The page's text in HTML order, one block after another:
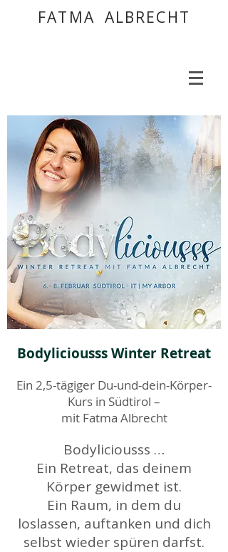
FATMA ALBRECHT
Bodyliciousss Winter Retreat
Ein 2,5-tägiger Du-und-dein-Körper-
Kurs in Südtirol –
mit Fatma Albrecht
Bodyliciousss …
Ein Retreat, das deinem
Körper gewidmet ist.
Ein Raum, in dem du
loslassen, auftanken und dich
selbst wieder spüren darfst.